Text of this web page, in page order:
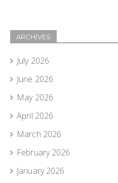
ARCHIVES
July 2026
June 2026
May 2026
April 2026
March 2026
February 2026
January 2026